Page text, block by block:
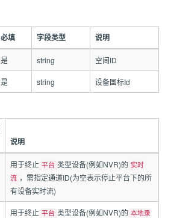
必填 字段类型 说明
是 string 空间ID
是 string 设备国标Id
说明
用于终止 平台 类型设备(例如NVR)的 实时
流 ，需指定通道ID(为空表示停止平台下的所
有设备实时流)
用于终止 平台 类型设备(例如NVR)的 本地录